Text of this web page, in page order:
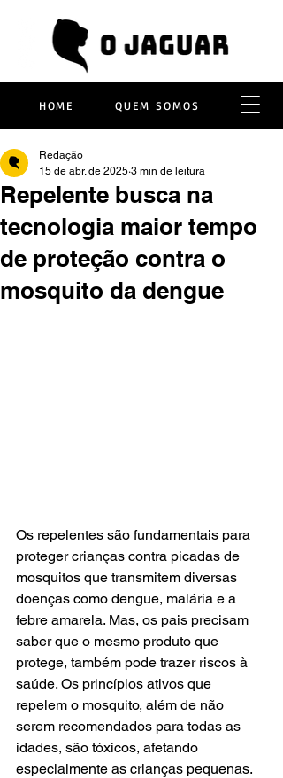
HOME QUEM SOMOS
Repelente busca na
tecnologia maior tempo
de proteção contra o
mosquito da dengue
Redação
15 de abr. de 2025 3 min de leitura
Os repelentes são fundamentais para
proteger crianças contra picadas de
mosquitos que transmitem diversas
doenças como dengue, malária e a
febre amarela. Mas, os pais precisam
saber que o mesmo produto que
protege, também pode trazer riscos à
saúde. Os princípios ativos que
repelem o mosquito, além de não
serem recomendados para todas as
idades, são tóxicos, afetando
especialmente as crianças pequenas.